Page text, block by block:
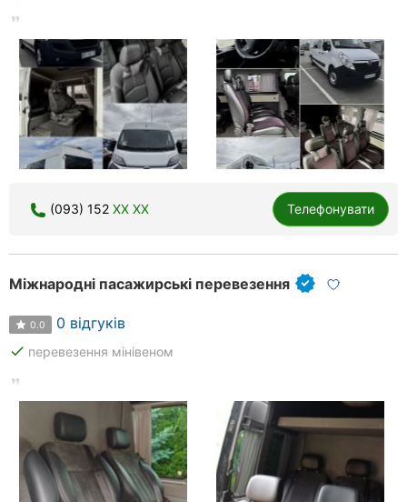
(093) 152 XX XX Телефонувати
Міжнародні пасажирські перевезення
0.0 0 відгуків
done перевезення мінівеном